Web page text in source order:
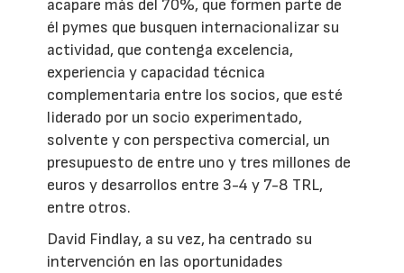
acapare más del 70%, que formen parte de
él pymes que busquen internacionalizar su
actividad, que contenga excelencia,
experiencia y capacidad técnica
complementaria entre los socios, que esté
liderado por un socio experimentado,
solvente y con perspectiva comercial, un
presupuesto de entre uno y tres millones de
euros y desarrollos entre 3-4 y 7-8 TRL,
entre otros.
David Findlay, a su vez, ha centrado su
intervención en las oportunidades